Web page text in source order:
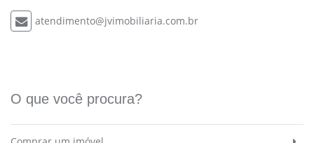
atendimento@jvimobiliaria.com.br
O que você procura?